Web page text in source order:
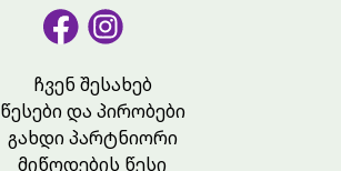
ჩვენ შესახებ
წესები და პირობები
გახდი პარტნიორი
მიწოდების წესი